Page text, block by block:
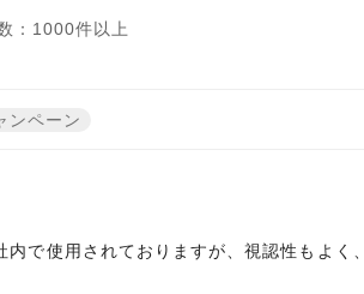
：1000件以上
ンペーン
で使用されておりますが、視認性もよく